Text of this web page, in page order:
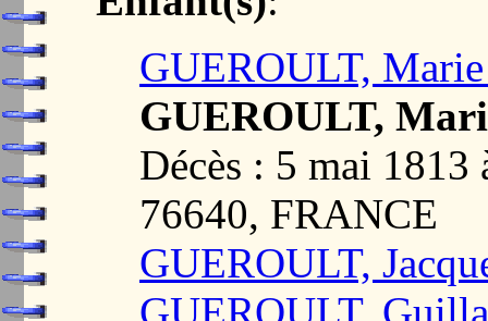
GUEROULT,
GUEROULT,
Décès : 5 mai
76640, FRANCE
GUEROULT,